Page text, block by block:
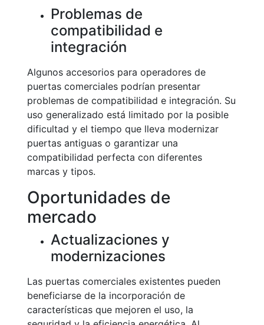
Problemas de
compatibilidad e
integración
Algunos accesorios para operadores de
puertas comerciales podrían presentar
problemas de compatibilidad e integración. Su
uso generalizado está limitado por la posible
dificultad y el tiempo que lleva modernizar
puertas antiguas o garantizar una
compatibilidad perfecta con diferentes
marcas y tipos.
Oportunidades de
mercado
Actualizaciones y
modernizaciones
Las puertas comerciales existentes pueden
beneficiarse de la incorporación de
características que mejoren el uso, la